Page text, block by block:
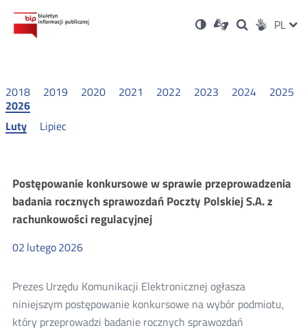
Ustawienia
Wersja
kontrastowa
Dla
niesłyszących
OtwórzOtwórz
w
Otwórz
w
Social PL
2018 2019 2020 2021 2022 2023 2024
2025
2026
Luty
Lipiec
Konkursy
2026
Postępowanie konkursowe w sprawie przeprowadzenia
badania rocznych sprawozdań Poczty Polskiej S.A. z
rachunkowości regulacyjnej
02 lutego2026
Prezes Urzędu Komunikacji Elektronicznej ogłasza
niniejszym postępowanie konkursowe na wybór podmiotu,
który przeprowadzi badanie rocznych sprawozdań